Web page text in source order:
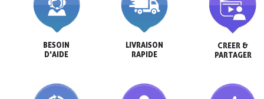
BESOIN
D'AIDE
LIVRAISON
RAPIDE
CREER &
PARTAGER